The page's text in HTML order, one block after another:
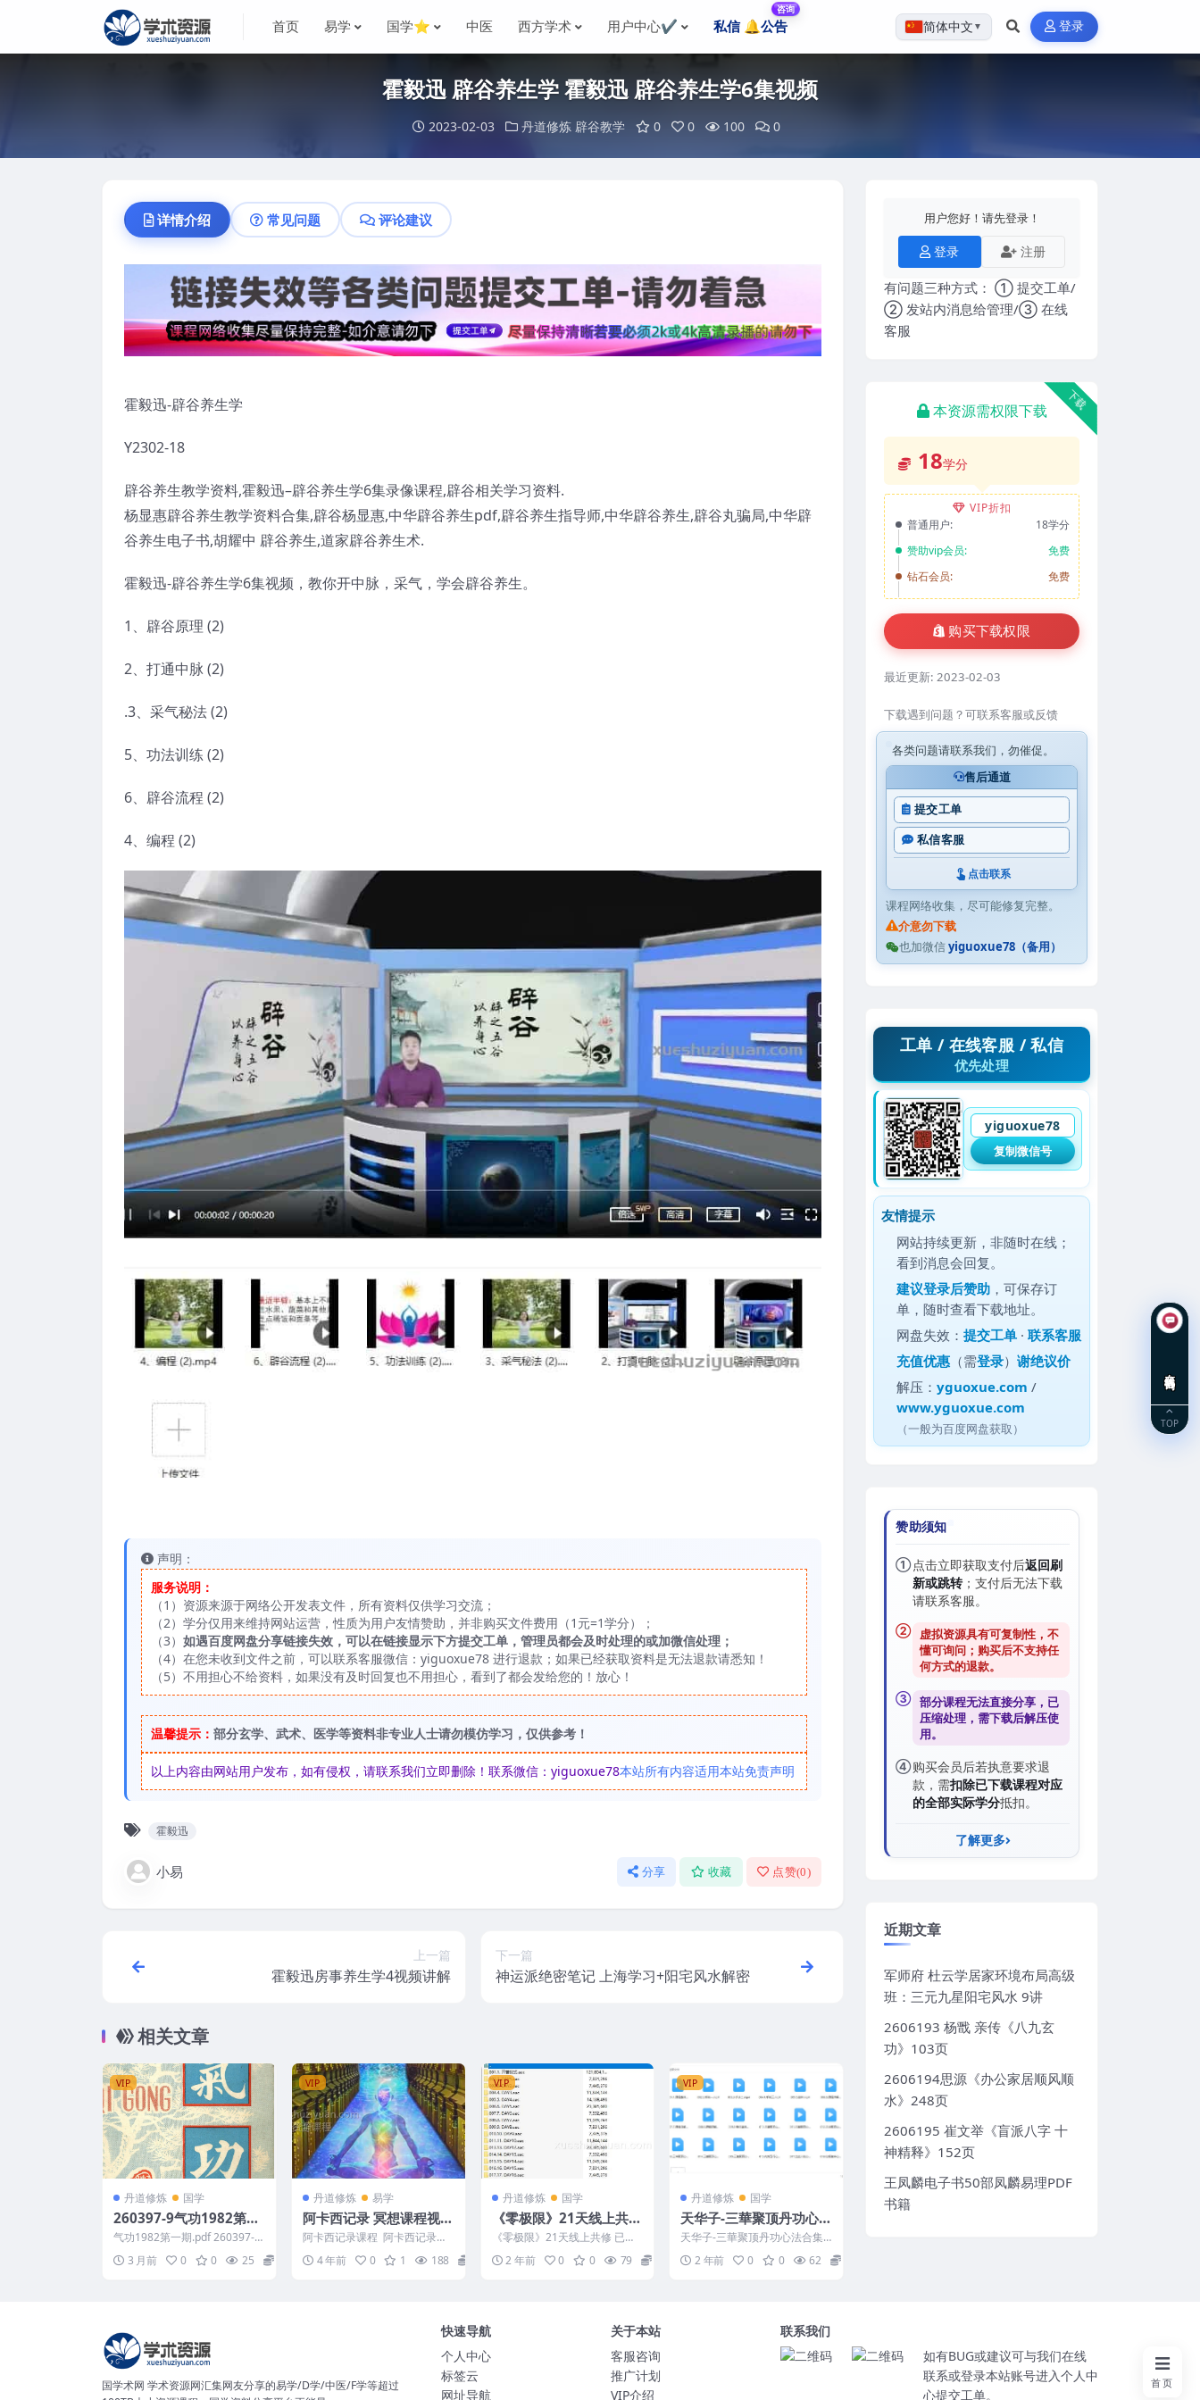
首页 易学 国学⭐ 中医 西方学术 用户中心✔️ 私信 🔔公告
咨询
简体中文 ▼ 登录
霍毅迅 辟谷养生学 霍毅迅 辟谷养生学6集视频
2023-02-03 丹道修炼 辟谷教学 0 0 100 0
详情介绍 常见问题 评论建议
霍毅迅-辟谷养生学
Y2302-18
辟谷养生教学资料,霍毅迅–辟谷养生学6集录像课程,辟谷相关学习资料.
杨显惠辟谷养生教学资料合集,辟谷杨显惠,中华辟谷养生pdf,辟谷养生指导师,中华辟谷养生,辟谷丸骗局,中华辟
谷养生电子书,胡耀中 辟谷养生,道家辟谷养生术.
霍毅迅-辟谷养生学6集视频，教你开中脉，采气，学会辟谷养生。
1、辟谷原理 (2)
2、打通中脉 (2)
.3、采气秘法 (2)
5、功法训练 (2)
6、辟谷流程 (2)
4、编程 (2)
声明：
服务说明：
（1）资源来源于网络公开发表文件，所有资料仅供学习交流；
（2）学分仅用来维持网站运营，性质为用户友情赞助，并非购买文件费用（1元=1学分）；
（3） 如遇百度网盘分享链接失效，可以在链接显示下方提交工单，管理员都会及时处理的或加微信处理；
（4）在您未收到文件之前，可以联系客服微信：yiguoxue78 进行退款；如果已经获取资料是无法退款请悉知！
（5）不用担心不给资料，如果没有及时回复也不用担心，看到了都会发给您的！放心！
温馨提示： 部分玄学、武术、医学等资料非专业人士请勿模仿学习，仅供参考！
以上内容由网站用户发布，如有侵权，请联系我们立即删除！联系微信：yiguoxue78本站所有内容适用本站免责声明
霍毅迅
小易 分享 收藏 点赞(0)
上一篇
霍毅迅房事养生学4视频讲解
下一篇
神运派绝密笔记 上海学习+阳宅风水解密
相关文章
VIP
丹道修炼 国学
260397-9气功1982第一
期.pdf
气功1982第一期.pdf 260397-9
以下内容为整理的相关...
3 月前 0 0 25
VIP
丹道修炼 易学
阿卡西记录 冥想课程视频
教学+pdf文档
阿卡西记录课程 阿卡西记录课
程视频教学+pdf文档 编号：263
0D334 ─...
4 年前 0 1 188
VIP
丹道修炼 国学
《零极限》21天线上共修
录音
《零极限》21天线上共修 已经
压缩 2405008 ## 《零极限》2
1天线上共...
2 年前 0 0 79
VIP
丹道修炼 国学
天华子-三華聚顶丹功心
法合集18
天华子-三華聚顶丹功心法合集1
8 2412164 001.1.课程整体介
绍.mp...
2 年前 0 0 62
用户您好！请先登录！
登录 注册
有问题三种方式： ① 提交工单/
② 发站内消息给管理/③ 在线
客服
下载
本资源需权限下载
18学分
VIP折扣
普通用户:
18学分
赞助vip会员:
免费
钻石会员:
免费
购买下载权限
最近更新: 2023-02-03
下载遇到问题？可联系客服或反馈
各类问题请联系我们，勿催促。
售后通道
提交工单
私信客服
点击联系
课程网络收集，尽可能修复完整。
介意勿下载
也加微信yiguoxue78（备用）
工单 / 在线客服 / 私信
优先处理
yiguoxue78
复制微信号
友情提示
网站持续更新，非随时在线；
看到消息会回复。
建议登录后赞助 ，可保存订
单，随时查看下载地址。
网盘失效：提交工单 ·联系客服
充值优惠 （需登录）谢绝议价
解压：yguoxue.com /
www.yguoxue.com
（一般为百度网盘获取）
赞助须知
①点击立即获取支付后返回刷
新或跳转；支付后无法下载
请联系客服。
②
虚拟资源具有可复制性，不
懂可询问；购买后不支持任
何方式的退款。
③ 部分课程无法直接分享，已
压缩处理，需下载后解压使
用。
④购买会员后若执意要求退
款，需扣除已下载课程对应
的全部实际学分抵扣。
了解更多
近期文章
军师府 杜云学居家环境布局高级
班：三元九星阳宅风水 9讲
2606193 杨戬 亲传《八九玄
功》103页
2606194思源《办公家居顺风顺
水》248页
2606195 崔文举《盲派八字 十
神精释》152页
王凤麟电子书50部凤麟易理PDF
书籍
国学术网 学术资源网汇集网友分享的易学/D学/中医/F学等超过
快速导航
个人中心
标签云
网址导航
关于本站
客服咨询
推广计划
VIP介绍
联系我们
如有BUG或建议可与我们在线
联系或登录本站账号进入个人中
心提交工单。
首页
TOP